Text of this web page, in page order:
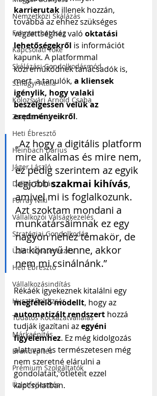
Nemzetközi Skálázás
Fenntarthatóság
Kapcsolati Tőke
Skálázási Gondolkodásmód
Szilágyi Attila
Kolozsvári Arnold Csaba
Zsapka Andrea
Heti Ébresztő
Heinbach Dárius
Jáger László
Dallos Zoltán
Forray Niki
Vállalkozói Válságkezelés
Stratégiai Gondolkodás
Üzleti Újratervezés
Heti Ébresztő
Vállalkozásindítás
Huszti Boldizsár
Tudatos Kockázatvállalás
Márkaépítés
Brandépítés
Prémium Szolgáltatók
Üzletfejlesztés
karrierutak illenek hozzán,
továbbá az ehhez szükséges
végzettséghez való oktatási
lehetőségekről is információt
kapunk. A platformmal
közreműködnek tanácsadók is,
mert  a tanulók, a kliensek
igénylik, hogy valaki
beszélgessen velük az
eredményeikről.
„Az hogy a digitális platform
mire alkalmas és mire nem,
ez pedig szerintem az egyik
legjobb szakmai kihívás,
amivel mi is foglalkozunk.
Azt szoktam mondani a
munkatársaimnak ez egy
nagyon nehéz témakör, de
ha könnyű lenne, akkor
nem mi csinálnánk.”
Rékáék igyekeznek kitalálni egy
megfelelő modellt, hogy az
automatizált rendszert hozzá
tudják igazítani az egyéni
figyelemhez. Ez még kidolgozás
alatt van és természetesen még
nem szeretné elárulni a
gondolatait, ötleteit ezzel
kapcsolatban.